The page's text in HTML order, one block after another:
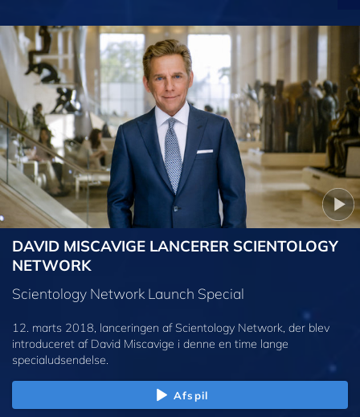
DAVID MISCAVIGE LANCERER SCIENTOLOGY
NETWORK
Scientology Network Launch Special
12. marts 2018, lanceringen af Scientology Network, der blev
introduceret af David Miscavige i denne en time lange
specialudsendelse.
Afspil